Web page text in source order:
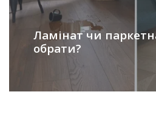
Ламінат чи
обрати?